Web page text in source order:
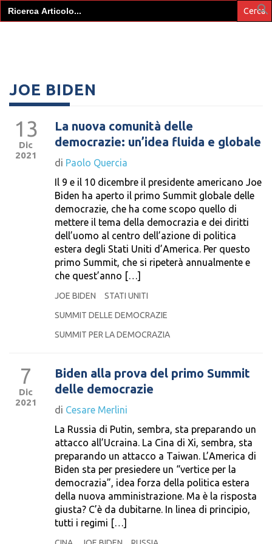
Search
for:
JOE BIDEN
13
Dic
2021
La nuova comunità delle
democrazie: un’idea fluida e globale
di Paolo Quercia
Il 9 e il 10 dicembre il presidente americano Joe
Biden ha aperto il primo Summit globale delle
democrazie, che ha come scopo quello di
mettere il tema della democrazia e dei diritti
dell’uomo al centro dell’azione di politica
estera degli Stati Uniti d’America. Per questo
primo Summit, che si ripeterà annualmente e
che quest’anno […]
JOE BIDEN
STATI UNITI
SUMMIT DELLE DEMOCRAZIE
SUMMIT PER LA DEMOCRAZIA
7
Dic
2021
Biden alla prova del primo Summit
delle democrazie
di Cesare Merlini
La Russia di Putin, sembra, sta preparando un
attacco all’Ucraina. La Cina di Xi, sembra, sta
preparando un attacco a Taiwan. L’America di
Biden sta per presiedere un “vertice per la
democrazia”, idea forza della politica estera
della nuova amministrazione. Ma è la risposta
giusta? C’è da dubitarne. In linea di principio,
tutti i regimi […]